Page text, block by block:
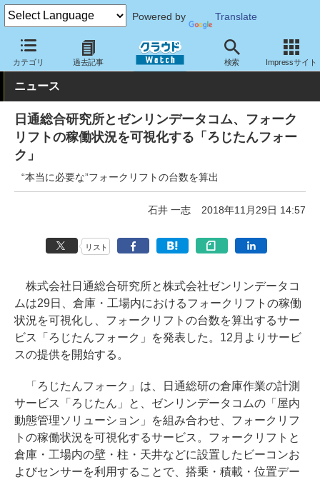
Powered by Translate
カテゴリ 過去記事 検索 Impressサイト
クラウド Watch サービス・ソフト サービス 業務関連
ニュース
日通総合研究所とゼンリンデータコム、フォーク
リフトの稼働状況を可視化する「ろじたんフォー
ク」
“本当に必要な”フォークリフトの台数を算出
石井 一志 2018年11月29日 14:57
リスト
株式会社日通総合研究所と株式会社ゼンリンデータコ
ムは29日、倉庫・工場内におけるフォークリフトの稼働
状況を可視化し、フォークリフトの台数を算出するサー
ビス「ろじたんフォーク」を発表した。12月よりサービ
スの提供を開始する。
「ろじたんフォーク」は、日通総研の倉庫作業の計測
サービス「ろじたん」と、ゼンリンデータコムの「屋内
動態管理ソリューション」を組み合わせ、フォークリフ
トの稼働状況を可視化するサービス。フォークリフトと
倉庫・工場内の壁・柱・天井などに設置したビーコンお
よびセンサーを利用することで、搭乗・積載・位置デー